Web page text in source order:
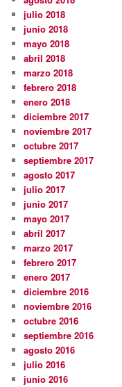
julio 2018
junio 2018
mayo 2018
abril 2018
marzo 2018
febrero 2018
enero 2018
diciembre 2017
noviembre 2017
octubre 2017
septiembre 2017
agosto 2017
julio 2017
junio 2017
mayo 2017
abril 2017
marzo 2017
febrero 2017
enero 2017
diciembre 2016
noviembre 2016
octubre 2016
septiembre 2016
agosto 2016
julio 2016
junio 2016